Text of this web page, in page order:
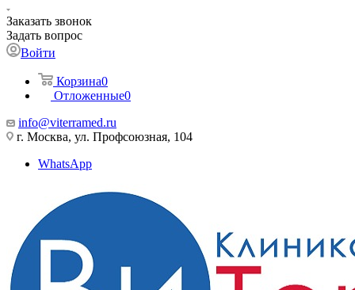
Заказать звонок
Задать вопрос
Войти
Корзина0
Отложенные0
info@viterramed.ru
г. Москва, ул. Профсоюзная, 104
WhatsApp